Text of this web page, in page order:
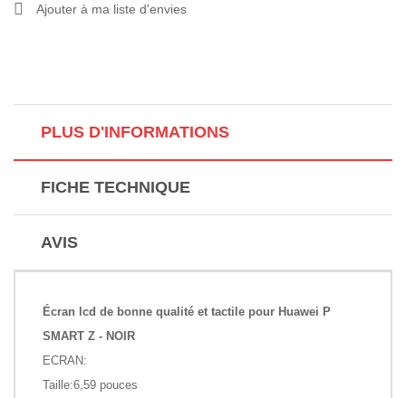
Ajouter à ma liste d'envies
PLUS D'INFORMATIONS
FICHE TECHNIQUE
AVIS
Écran lcd de bonne qualité et tactile pour Huawei P
SMART Z - NOIR
ECRAN:
Taille:6,59 pouces